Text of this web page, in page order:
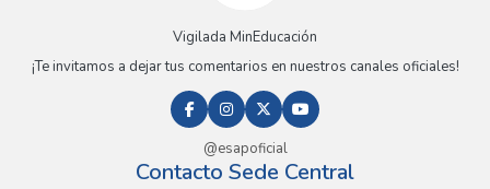
Vigilada MinEducación
¡Te invitamos a dejar tus comentarios en nuestros canales oficiales!
@esapoficial
Contacto Sede Central